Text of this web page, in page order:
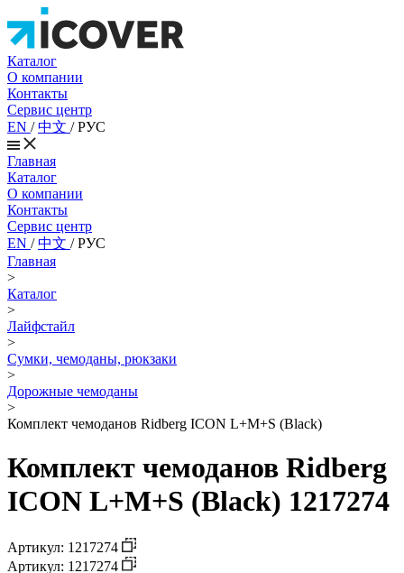
Каталог
О компании
Контакты
Сервис центр
EN /中文 /РУС
Главная
Каталог
О компании
Контакты
Сервис центр
EN /中文 /РУС
Главная
>
Каталог
>
Лайфстайл
>
Сумки, чемоданы, рюкзаки
>
Дорожные чемоданы
>
Комплект чемоданов Ridberg ICON L+M+S (Black)
Комплект чемоданов Ridberg
ICON L+M+S (Black) 1217274
Артикул: 1217274
Артикул: 1217274